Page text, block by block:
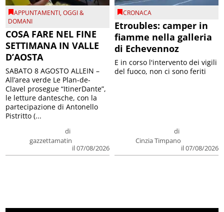
APPUNTAMENTI,OGGI &
DOMANI
COSA FARE NEL FINE
SETTIMANA IN VALLE
D’AOSTA
di
gazzettamatin
il 07/08/2026
SABATO 8 AGOSTO ALLEIN –
All’area verde Le Plan-de-
Clavel prosegue “ItinerDante”,
le letture dantesche, con la
partecipazione di Antonello
Pistritto (...
CRONACA
Etroubles: camper in
fiamme nella galleria
di Echevennoz
di
Cinzia Timpano
il 07/08/2026
E in corso l'intervento dei vigili
del fuoco, non ci sono feriti